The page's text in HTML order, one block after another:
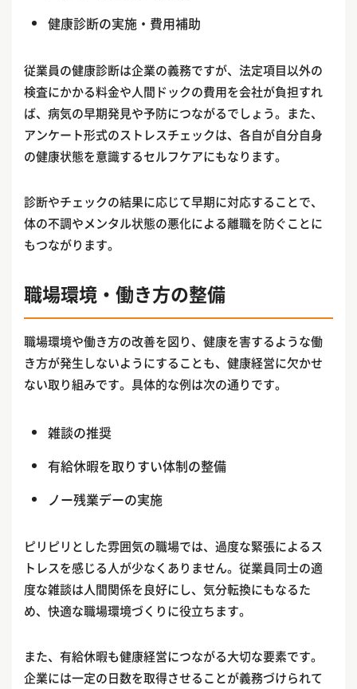
健康診断の実施・費用補助
従業員の健康診断は企業の義務ですが、法定項目以外の
検査にかかる料金や人間ドックの費用を会社が負担すれ
ば、病気の早期発見や予防につながるでしょう。また、
アンケート形式のストレスチェックは、各自が自分自身
の健康状態を意識するセルフケアにもなります。
診断やチェックの結果に応じて早期に対応することで、
体の不調やメンタル状態の悪化による離職を防ぐことに
もつながります。
職場環境・働き方の整備
職場環境や働き方の改善を図り、健康を害するような働
き方が発生しないようにすることも、健康経営に欠かせ
ない取り組みです。具体的な例は次の通りです。
雑談の推奨
有給休暇を取りすい体制の整備
ノー残業デーの実施
ピリピリとした雰囲気の職場では、過度な緊張によるス
トレスを感じる人が少なくありません。従業員同士の適
度な雑談は人間関係を良好にし、気分転換にもなるた
め、快適な職場環境づくりに役立ちます。
また、有給休暇も健康経営につながる大切な要素です。
企業には一定の日数を取得させることが義務づけられて